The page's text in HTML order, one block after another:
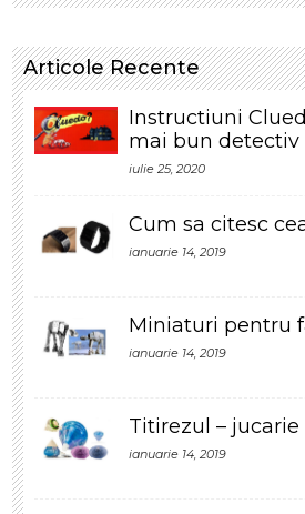
Articole Recente
Instructiuni
mai bun detectiv
iulie 25, 2020
Cum sa citesc
ianuarie 14, 2019
Miniaturi pentru
ianuarie 14, 2019
Titirezul –
ianuarie 14, 2019